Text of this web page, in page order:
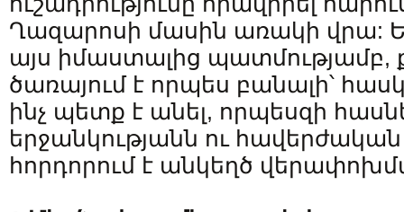
Ղազարոսի մասին առակի վրա:
այս իմաստալից պատմությամբ,
ծառայում է որպես բանալի՝
ինչ պետք է անել, որպեսզի
երջանկությանն ու հավերժական
հորդորում է անկեղծ